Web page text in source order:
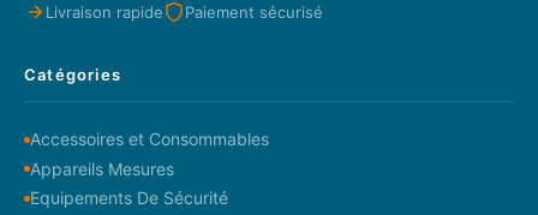
Livraison rapide Paiement sécurisé
Catégories
Accessoires et Consommables
Appareils Mesures
Equipements De Sécurité